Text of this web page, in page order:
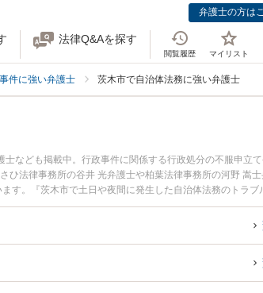
弁護士の方は
法律Q&Aを探す
閲覧履歴 マイリスト
件に強い弁護士 茨木市で自治体法務に強い弁護士
なども掲載中。行政事件に関係する行政処分の不服申立
ひ法律事務所の谷井 光弁護士や柏葉法律事務所の河野 嵩士
す。『茨木市で土日や夜間に発生した自治体法務のトラブ
無料で自治体法務を法律相談できる茨木市内の弁護士に相